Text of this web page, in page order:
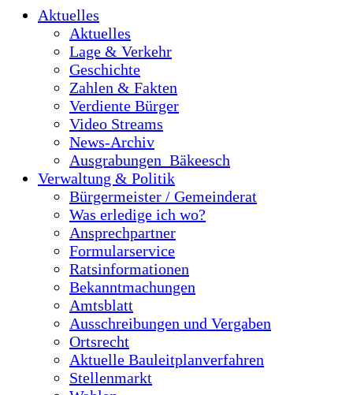
Aktuelles
Aktuelles
Lage & Verkehr
Geschichte
Zahlen & Fakten
Verdiente Bürger
Video Streams
News-Archiv
Ausgrabungen_Bäkeesch
Verwaltung & Politik
Bürgermeister / Gemeinderat
Was erledige ich wo?
Ansprechpartner
Formularservice
Ratsinformationen
Bekanntmachungen
Amtsblatt
Ausschreibungen und Vergaben
Ortsrecht
Aktuelle Bauleitplanverfahren
Stellenmarkt